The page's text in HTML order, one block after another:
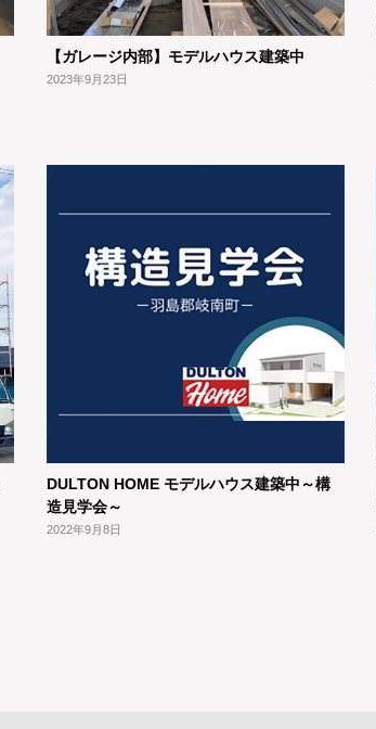
【ガレージ内部】モデルハウス建築中
2023年9月23日
DULTON HOME モデルハウス建築中～構
造見学会～
2022年9月8日